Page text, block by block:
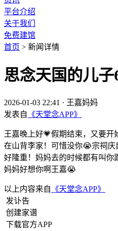
平台介绍
关于我们
免费建馆
首页 > 新闻详情
思念天国的儿子
2026-01-03 22:41 · 王嘉妈妈
发表自 《天堂念APP》
王嘉晚上好💗假期结束，又要
在山背李家！可惜没你😭宗祠庆
好隆重！妈妈去的时候都有叫你
妈妈好想你啊王嘉😭
以上内容来自 《天堂念APP》
发讣告
创建家谱
下载官方APP